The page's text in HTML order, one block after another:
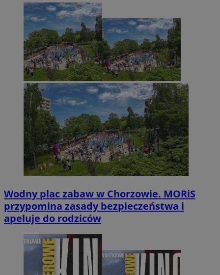
Wodny plac zabaw w Chorzowie. MORiS
przypomina zasady bezpieczeństwa i
apeluje do rodziców